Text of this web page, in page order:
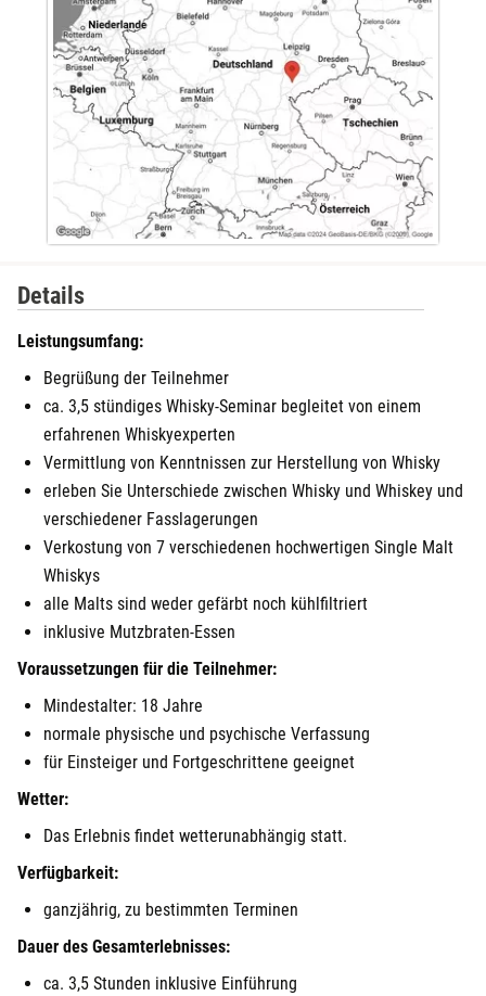
Details
Leistungsumfang:
Begrüßung der Teilnehmer
ca. 3,5 stündiges Whisky-Seminar begleitet von einem
erfahrenen Whiskyexperten
Vermittlung von Kenntnissen zur Herstellung von Whisky
erleben Sie Unterschiede zwischen Whisky und Whiskey und
verschiedener Fasslagerungen
Verkostung von 7 verschiedenen hochwertigen Single Malt
Whiskys
alle Malts sind weder gefärbt noch kühlfiltriert
inklusive Mutzbraten-Essen
Voraussetzungen für die Teilnehmer:
Mindestalter: 18 Jahre
normale physische und psychische Verfassung
für Einsteiger und Fortgeschrittene geeignet
Wetter:
Das Erlebnis findet wetterunabhängig statt.
Verfügbarkeit:
ganzjährig, zu bestimmten Terminen
Dauer des Gesamterlebnisses:
ca. 3,5 Stunden inklusive Einführung